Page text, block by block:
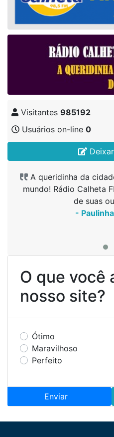
Visitantes 985192
Usuários on-line 0
A queridinha da
mundo! Rádio Calheta
de suas
-
A queridinha da
mundo! Rádio Calheta
de suas
-
O site ficou
-
A queridinha da
mundo! Rádio Calheta
de suas
-
O que você
nosso site?
Ótimo
Maravilhoso
Perfeito
Enviar